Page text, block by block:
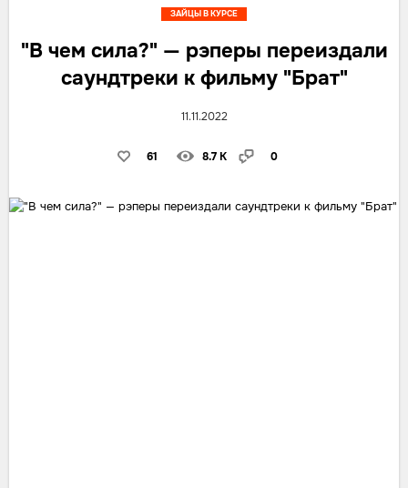
"В чем сила?" — рэперы переиздали
саундтреки к фильму "Брат"
11.11.2022
61 8.7 K 0
ЗАЙЦЫ В КУРСЕ